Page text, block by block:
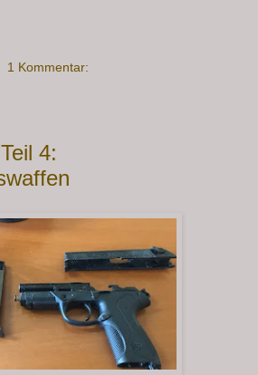
1 Kommentar:
4: